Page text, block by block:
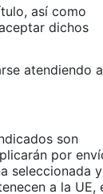
así como
dichos
atendiendo
son
por
seleccionada y
a la UE,